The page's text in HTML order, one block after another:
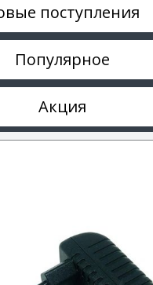
поступления
Популярное
Акция